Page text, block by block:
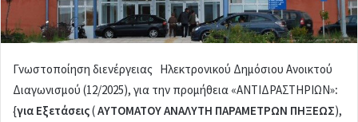
Γνωστοποίηση διενέργειας Ηλεκτρονικού Δημόσιου Ανοικτού
Διαγωνισμού (12/2025), για την προμήθεια «ΑΝΤΙΔΡΑΣΤΗΡΙΩΝ»:
{για Εξετάσεις(ΑΥΤΟΜΑΤΟΥ ΑΝΑΛΥΤΗ ΠΑΡΑΜΕΤΡΩΝ ΠΗΞΕΩΣ),